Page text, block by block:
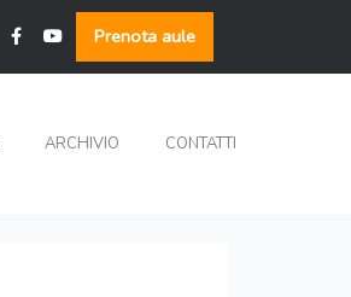
Prenota aule
ARCHIVIO CONTATTI